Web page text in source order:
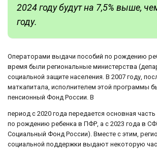
2024 году будут на 7,5% выше,
году.
Операторами выдачи пособий по рождению
время были региональные министерства
социальной защите населения. В 2007 году,
маткапитала, исполнителем этой программы
пенсионный Фонд России. В
период с 2020 года передается основная
по рождению ребенка в ПФР, а с 2023 года в
Социальный Фонд России). Вместе с этим,
социальной поддержки выдают некоторую